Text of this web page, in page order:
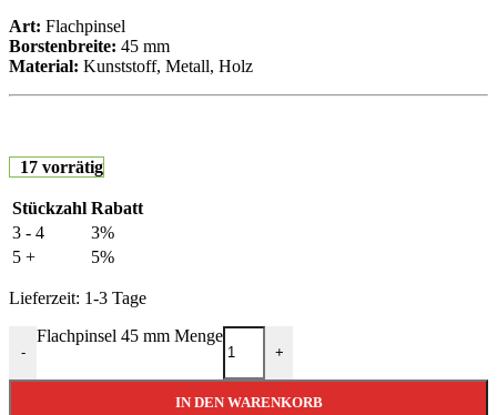
Art: Flachpinsel
Borstenbreite: 45 mm
Material: Kunststoff, Metall, Holz
17 vorrätig
Stückzahl Rabatt
3 - 4
3%
5 +
5%
Lieferzeit: 1-3 Tage
-
Flachpinsel 45 mm Menge
+
IN DEN WARENKORB